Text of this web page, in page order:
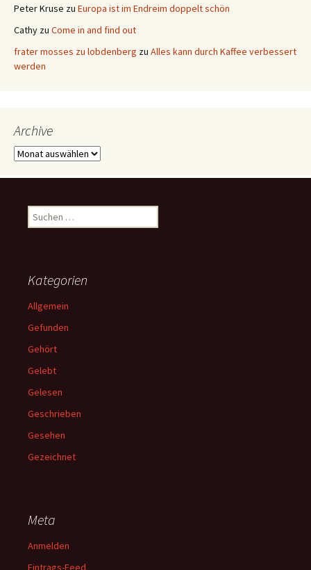
Peter Kruse zu Europa ist im Endreim doppelt schön
Cathy zu Come in and find out
frater mosses zu lobdenberg zu Alles kann durch Kaffee verbessert
werden
Archive
Archive
Suchen
nach:
Kategorien
Allgemein
Gefunden
Gehört
Gelebt
Gelesen
Geschrieben
Gesehen
Gezeichnet
Meta
Anmelden
Eintrags-Feed